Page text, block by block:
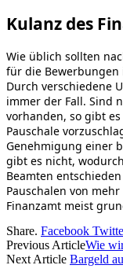
Kulanz des
Wie üblich sollten
für die Bewerbungen
Durch verschiedene
immer der Fall. Sind
vorhanden, so gibt
Pauschale
Genehmigung einer
gibt es nicht,
Beamten
Pauschalen von
Finanzamt meist
Share. Facebook
Previous ArticleWie
Next Article Bargeld